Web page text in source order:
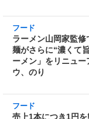
売上1本につき1円
生ビール黒ラベル『